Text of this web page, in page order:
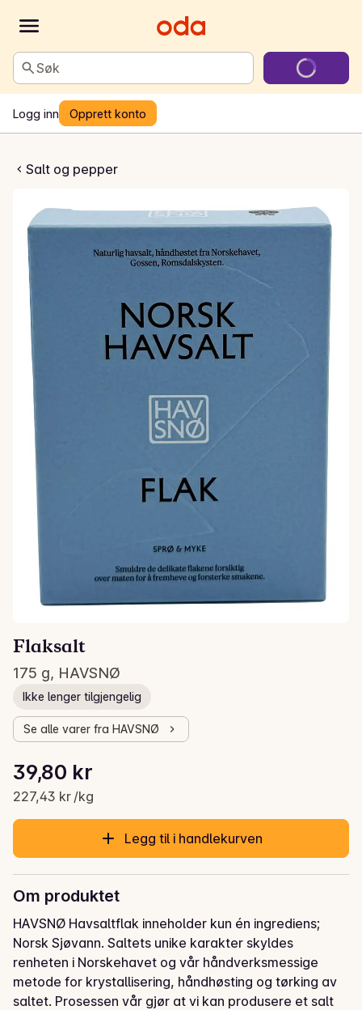
Søk
Logg inn Opprett konto
Salt og pepper
Flaksalt
175 g, HAVSNØ
Ikke lenger tilgjengelig
Se alle varer fra HAVSNØ
Gjeldende pris er: 39,80 kr
39,80 kr
227,43 kr /kg
Stykkpris: 227,43 kr /kg
Legg til i handlekurven
Om produktet
HAVSNØ Havsaltflak inneholder kun én ingrediens;
Norsk Sjøvann. Saltets unike karakter skyldes
renheten i Norskehavet og vår håndverksmessige
metode for krystallisering, håndhøsting og tørking av
saltet. Prosessen vår gjør at vi kan produsere et salt